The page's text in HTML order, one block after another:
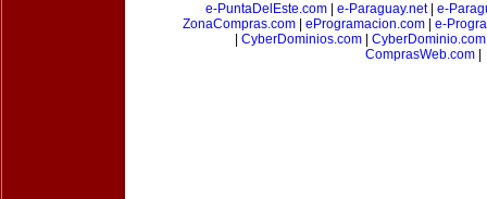
e-PuntaDelEste.com
e-Paraguay.net| e-
ZonaCompras.com
eProgramacion.com
e-
CyberDominios.com| CyberDominio.com
ComprasWeb.com|